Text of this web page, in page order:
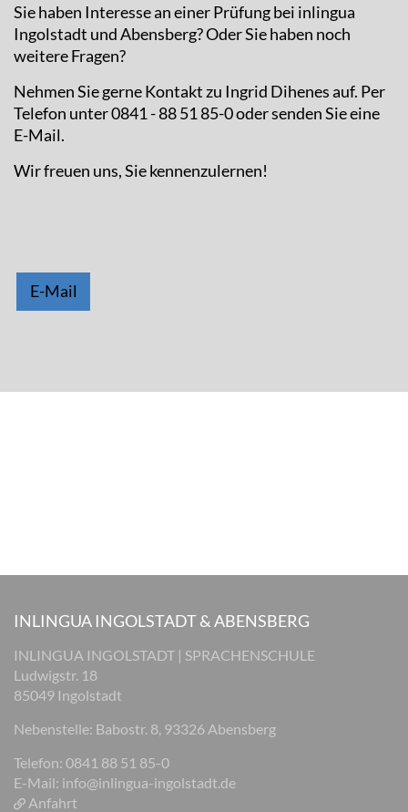
Sie haben Interesse an einer Prüfung bei inlingua
Ingolstadt und Abensberg? Oder Sie haben noch
weitere Fragen?
Nehmen Sie gerne Kontakt zu Ingrid Dihenes auf. Per
Telefon unter 0841 - 88 51 85-0 oder senden Sie eine
E-Mail.
Wir freuen uns, Sie kennenzulernen!
E-Mail
INLINGUA INGOLSTADT & ABENSBERG
INLINGUA INGOLSTADT | SPRACHENSCHULE
Ludwigstr. 18
85049 Ingolstadt
Nebenstelle: Babostr. 8, 93326 Abensberg
Telefon: 0841 88 51 85-0
E-Mail: info@inlingua-ingolstadt.de
Anfahrt